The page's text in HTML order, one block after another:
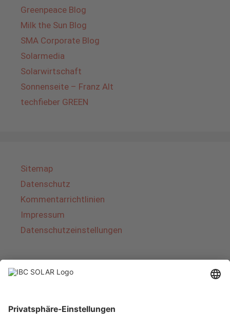
Greenpeace Blog
Milk the Sun Blog
SMA Corporate Blog
Solarmedia
Solarwirtschaft
Sonnenseite – Franz Alt
techfieber GREEN
Sitemap
Datenschutz
Kommentarrichtlinien
Impressum
Datenschutzeinstellungen
Über IBC SOLAR
von Energielösungen und Dienstleistungen im